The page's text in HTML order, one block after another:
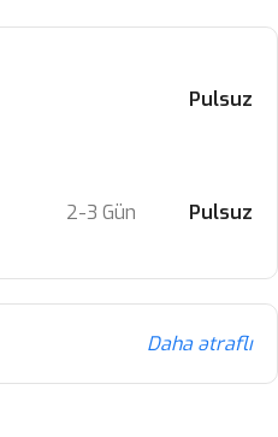
Pulsuz
2-3 Gün Pulsuz
Daha ətraflı